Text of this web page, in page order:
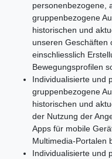
personenbezogene,
gruppenbezogene
historischen und
unseren Geschäften
einschliesslich
Bewegungsprofilen
Individualisierte und
gruppenbezogene
historischen und
der Nutzung der
Apps für mobile
Multimedia-Portalen
Individualisierte und